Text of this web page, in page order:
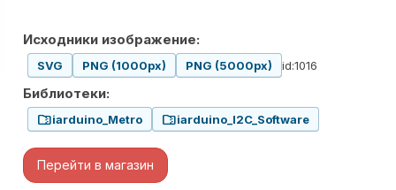
Исходники изображение:
SVG PNG (1000px) PNG (5000px) id:1016
Библиотеки:
folder_zipiarduino_Metro folder_zipiarduino_I2C_Software
Перейти в магазин